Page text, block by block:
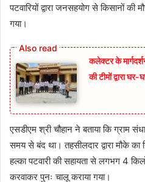
पटवारियों द्वारा जनसहयोग से किसानों की
गया।
कलेक्टर के
की टीमों द्वारा
एसडीएम श्री चौहान ने बताया कि ग्राम
समय से बंद था। तहसीलदार द्वारा मौके
हल्का पटवारी की सहायता से लगभग 4
करवाकर पुनः चालू कराया गया।